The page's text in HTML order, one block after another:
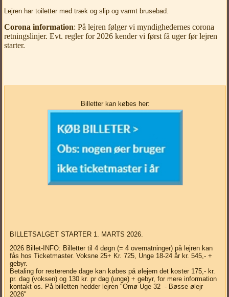
Lejren har toiletter med træk og slip og varmt brusebad.
Corona information: På lejren følger vi myndighedernes corona
retningslinjer. Evt. regler for 2026 kender vi først få uger før lejren
starter.
Billetter kan købes her:
BILLETSALGET STARTER 1. MARTS 2026.
2026 Billet-INFO: Billetter til 4 døgn (= 4 overnatninger) på lejren kan
fås hos Ticketmaster. Voksne 25+ Kr. 725, Unge 18-24 år kr. 545,- +
gebyr.
Betaling for resterende dage kan købes på ølejern det koster 175,- kr.
pr. dag (voksen) og 130 kr. pr dag (unge) + gebyr, for mere information
kontakt os. På billetten hedder lejren "Omø Uge 32 - Bøsse ølejr
2026"